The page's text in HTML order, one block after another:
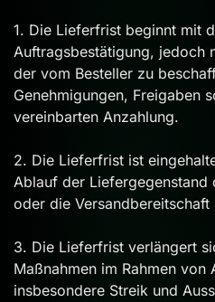
1. Die Lieferfrist beginnt mit
Auftragsbestätigung, jedoch
der vom Besteller zu
Genehmigungen, Freigaben
vereinbarten Anzahlung.
2. Die Lieferfrist ist
Ablauf der Liefergegenstand
oder die
3. Die Lieferfrist verlängert
Maßnahmen im Rahmen von
insbesondere Streik und